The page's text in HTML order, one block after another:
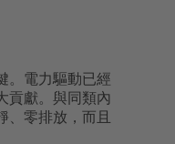
。電力驅動已經
貢獻。與同類內
、零排放，而且